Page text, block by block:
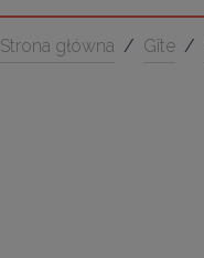
Strona główna / Gîte /